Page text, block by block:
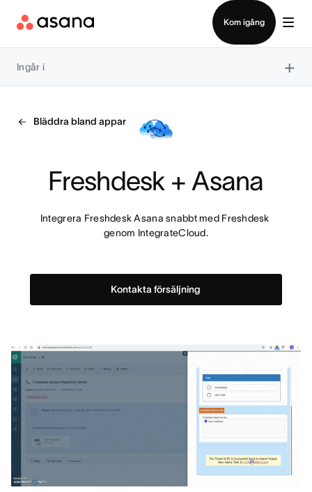
Kom igång
Ingår i ×
Bläddra bland appar
Freshdesk + Asana
Integrera Freshdesk Asana snabbt med Freshdesk
genom IntegrateCloud.
Kontakta försäljning